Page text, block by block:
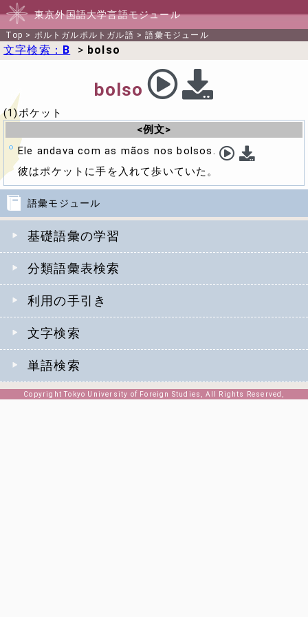
東京外国語大学言語モジュール
Top > ポルトガルポルトガル語 >語彙モジュール
語彙モジュール
基礎語彙の学習
分類語彙表検索
利用の手引き
文字検索
単語検索
文字検索： B > bolso
bolso
(1)ポケット
<例文>
Ele andava com as mãos nos bolsos.
彼はポケットに手を入れて歩いていた。
Copyright Tokyo University of Foreign Studies, All Rights Reserved,